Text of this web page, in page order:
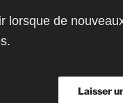
lorsque de